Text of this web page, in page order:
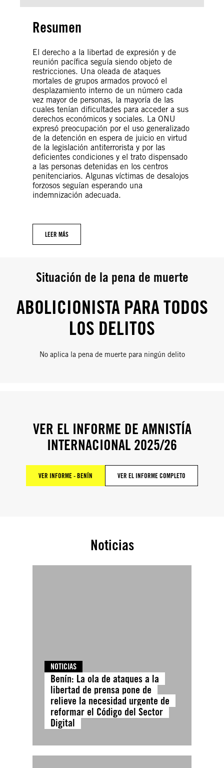
Resumen
El derecho a la libertad de expresión y de
reunión pacífica seguía siendo objeto de
restricciones. Una oleada de ataques
mortales de grupos armados provocó el
desplazamiento interno de un número cada
vez mayor de personas, la mayoría de las
cuales tenían dificultades para acceder a sus
derechos económicos y sociales. La ONU
expresó preocupación por el uso generalizado
de la detención en espera de juicio en virtud
de la legislación antiterrorista y por las
deficientes condiciones y el trato dispensado
a las personas detenidas en los centros
penitenciarios. Algunas víctimas de desalojos
forzosos seguían esperando una
indemnización adecuada.
LEER MÁS
Situación de la pena de muerte
ABOLICIONISTA PARA TODOS
LOS DELITOS
No aplica la pena de muerte para ningún delito
VER EL INFORME DE AMNISTÍA
INTERNACIONAL 2025/26
VER INFORME - BENÍN VER EL INFORME COMPLETO
Noticias
NOTICIAS
Benín: La ola de ataques a la
libertad de prensa pone de
relieve la necesidad urgente de
reformar el Código del Sector
Digital